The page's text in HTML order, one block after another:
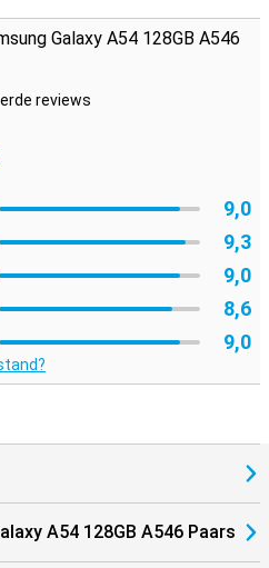
Galaxy A54 128GB A546
reviews
9,0
9,3
9,0
8,6
9,0
A54 128GB A546 Paars